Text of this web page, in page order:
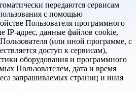
передаются сервисам
с помощью
Пользователя программного
IP-адрес, данные файлов cookie,
(или иной программе, с
доступ к сервисам),
оборудования и программного
Пользователем, дата и время
запрашиваемых страниц и иная